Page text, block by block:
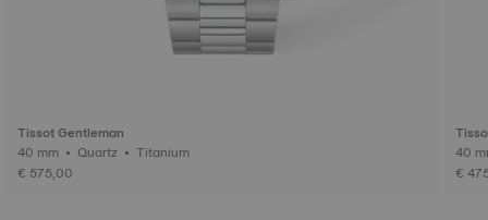
Tissot Gentleman
40 mm • Quartz • Titanium
€ 575,00
€